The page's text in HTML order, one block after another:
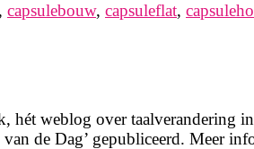
, capsulebouw, capsuleflat,
hét weblog over taalverandering
van de Dag’ gepubliceerd. Meer